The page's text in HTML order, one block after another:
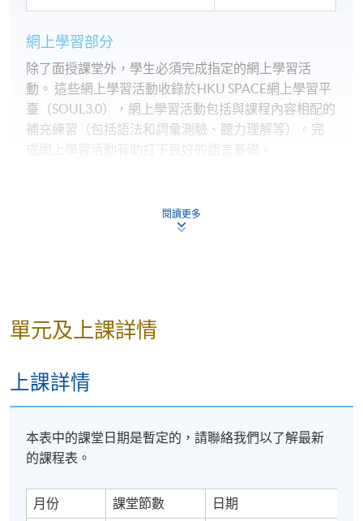
網上學習部分
除了面授課堂外，學生必須完成指定的網上學習活
動。 這些網上學習活動收錄於HKU SPACE網上學習平
臺（SOUL3.0），網上學習活動包括與課程內容相配的
補充練習（包括語法和詞彙測驗、聽力理解等）。完
成網上學習活動有助打下良好的語言基礎。
學員的學習成績由以下的項目來衡量，包括：
課程中期及課程未期測驗
証書頒發
成功通過* 課程評核的學生，可按香港大學體制，經香
港大學專業進修學院頒授的
*學生必須符合以下條件以通過本課程的評核
閱讀更多
單元及上課詳情
上課詳情
本表中的課堂日期是暫定的，請聯絡我們以了解最新
的課程表。
月份 課堂節數 日期